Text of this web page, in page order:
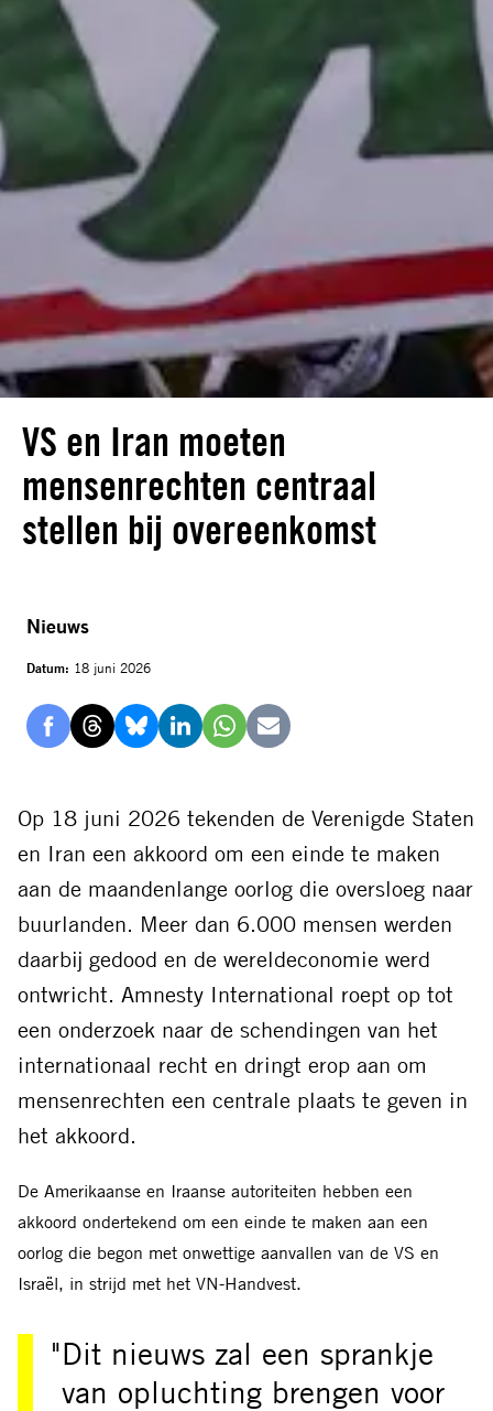
Nieuws
Datum: 18 juni 2026
Delen
Facebook
Delen
Threads
Delen
Bluesky
Delen
LinkedIn
Delen
Whatsapp
Delen
mail
VS en Iran moeten
mensenrechten centraal
stellen bij overeenkomst
Op 18 juni 2026 tekenden de Verenigde Staten
en Iran een akkoord om een einde te maken
aan de maandenlange oorlog die oversloeg naar
buurlanden. Meer dan 6.000 mensen werden
daarbij gedood en de wereldeconomie werd
ontwricht. Amnesty International roept op tot
een onderzoek naar de schendingen van het
internationaal recht en dringt erop aan om
mensenrechten een centrale plaats te geven in
het akkoord.
De Amerikaanse en Iraanse autoriteiten hebben een
akkoord ondertekend om een einde te maken aan een
oorlog die begon met onwettige aanvallen van de VS en
Israël, in strijd met het VN-Handvest.
Dit nieuws zal een sprankje
van opluchting brengen voor